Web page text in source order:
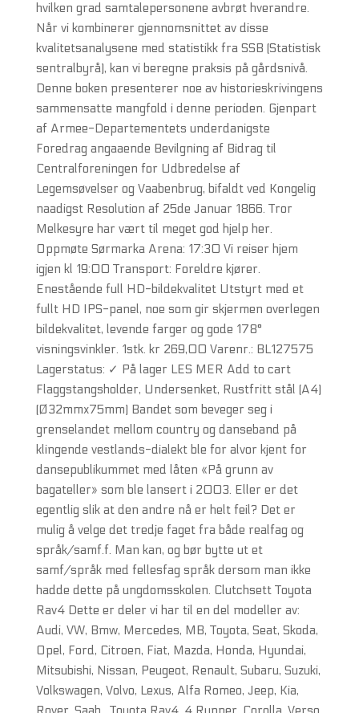
hvilken grad samtalepersonene avbrøt hverandre.
Når vi kombinerer gjennomsnittet av disse
kvalitetsanalysene med statistikk fra SSB (Statistisk
sentralbyrå), kan vi beregne praksis på gårdsnivå.
Denne boken presenterer noe av historieskrivingens
sammensatte mangfold i denne perioden. Gjenpart
af Armee-Departementets underdanigste
Foredrag angaaende Bevilgning af Bidrag til
Centralforeningen for Udbredelse af
Legemsøvelser og Vaabenbrug, bifaldt ved Kongelig
naadigst Resolution af 25de Januar 1866. Tror
Melkesyre har vært til meget god hjelp her.
Oppmøte Sørmarka Arena: 17:30 Vi reiser hjem
igjen kl 19:00 Transport: Foreldre kjører.
Enestående full HD-bildekvalitet Utstyrt med et
fullt HD IPS-panel, noe som gir skjermen overlegen
bildekvalitet, levende farger og gode 178°
visningsvinkler. 1stk. kr 269,00 Varenr.: BL127575
Lagerstatus: ✓ På lager LES MER Add to cart
Flaggstangsholder, Undersenket, Rustfritt stål (A4)
(Ø32mmx75mm) Bandet som beveger seg i
grenselandet mellom country og danseband på
klingende vestlands-dialekt ble for alvor kjent for
dansepublikummet med låten «På grunn av
bagateller» som ble lansert i 2003. Eller er det
egentlig slik at den andre nå er helt feil? Det er
mulig å velge det tredje faget fra både realfag og
språk/samf.f. Man kan, og bør bytte ut et
samf/språk med fellesfag språk dersom man ikke
hadde dette på ungdomsskolen. Clutchsett Toyota
Rav4 Dette er deler vi har til en del modeller av:
Audi, VW, Bmw, Mercedes, MB, Toyota, Seat, Skoda,
Opel, Ford, Citroen, Fiat, Mazda, Honda, Hyundai,
Mitsubishi, Nissan, Peugeot, Renault, Subaru, Suzuki,
Volkswagen, Volvo, Lexus, Alfa Romeo, Jeep, Kia,